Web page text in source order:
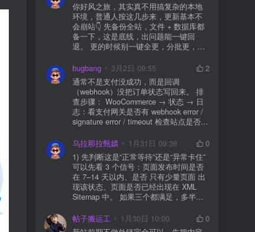
你好风之旅，其实真不用搞复杂的本地
环境，普通人按这几步来，更新基本不
会崩站👇 先备份全站，文件 + 数据库都
备一下，这是底线，出问题能一键回
退。 更的时候别一键全更，分批更，先
立刻清缓存，去前台检查首页、文章
页、按钮、表单这些关键位置。 最好再
装个支持版本回滚的插件，万一崩了，
一秒切回旧版。 总结来说：先备份、分
批更、更完查、留退路，稳得很✅😎希望
能帮到你
bugbang 3月2日 09:55
2
通常不是支付没成功，而是回调
（webhook）没把订单状态写回来。 排
查步骤： WooCommerce → 状态 → 日
志：看支付网关是否有 webhook error /
signature error / timeout 检查站点是否被
全插件） 检查是否启用了“缓存结账页/接
口路径”（结账页和回调接口不应缓存）
看服务器错误日志是否有 500/致命错误
导致回调执行中断 解决方案： 放行 wp-
json、wc-api、支付网关回调 URL（按网
关文档配置） 关闭结账页的缓存与 JS
合并压缩测试一次 若使用 Cloudflare：
则
乌拉那拉甄嬛 1月31日 09:36
0
1) 先判断这是“正常等待”还是“异常卡住”
可以先看 3 个信号：页面发布时间是否
在 7–14 天以内、是否 只有少量页面 出
现该状态、页面是否已经出现在 XML
Sitemap 中。 如果三个都满足，多半属
手。 2) 什么情况下“等”是没用的？ 以下
情况基本不会靠时间自动解决：页面几
帖子搬运工 1月30日 10:00
0